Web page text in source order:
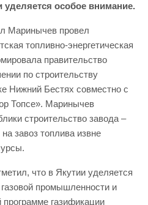
особое внимание.
Маринычев провел
топливно-энергетическая
правительство
по строительству
Нижний Бестях совместно с
Топсе». Маринычев
строительство завода –
завоз топлива извне
что в Якутии уделяется
промышленности и
программе газификации